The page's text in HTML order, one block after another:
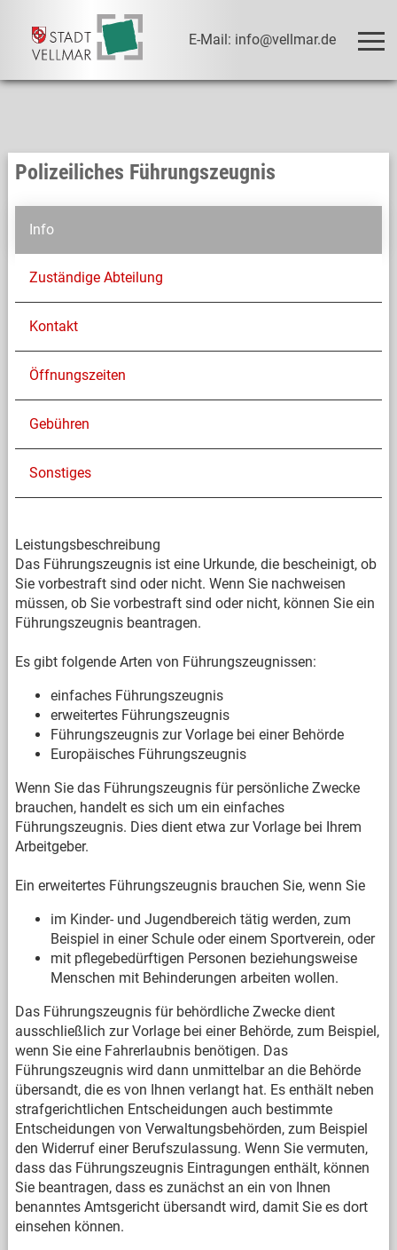
E-Mail: info@vellmar.de
Polizeiliches Führungszeugnis
Info
Zuständige Abteilung
Kontakt
Öffnungszeiten
Gebühren
Sonstiges
Leistungsbeschreibung
Das Führungszeugnis ist eine Urkunde, die bescheinigt, ob
Sie vorbestraft sind oder nicht. Wenn Sie nachweisen
müssen, ob Sie vorbestraft sind oder nicht, können Sie ein
Führungszeugnis beantragen.
Es gibt folgende Arten von Führungszeugnissen:
einfaches Führungszeugnis
erweitertes Führungszeugnis
Führungszeugnis zur Vorlage bei einer Behörde
Europäisches Führungszeugnis
Wenn Sie das Führungszeugnis für persönliche Zwecke
brauchen, handelt es sich um ein einfaches
Führungszeugnis. Dies dient etwa zur Vorlage bei Ihrem
Arbeitgeber.
Ein erweitertes Führungszeugnis brauchen Sie, wenn Sie
im Kinder- und Jugendbereich tätig werden, zum
Beispiel in einer Schule oder einem Sportverein, oder
mit pflegebedürftigen Personen beziehungsweise
Menschen mit Behinderungen arbeiten wollen.
Das Führungszeugnis für behördliche Zwecke dient
ausschließlich zur Vorlage bei einer Behörde, zum Beispiel,
wenn Sie eine Fahrerlaubnis benötigen. Das
Führungszeugnis wird dann unmittelbar an die Behörde
übersandt, die es von Ihnen verlangt hat. Es enthält neben
strafgerichtlichen Entscheidungen auch bestimmte
Entscheidungen von Verwaltungsbehörden, zum Beispiel
den Widerruf einer Berufszulassung. Wenn Sie vermuten,
dass das Führungszeugnis Eintragungen enthält, können
Sie beantragen, dass es zunächst an ein von Ihnen
benanntes Amtsgericht übersandt wird, damit Sie es dort
einsehen können.